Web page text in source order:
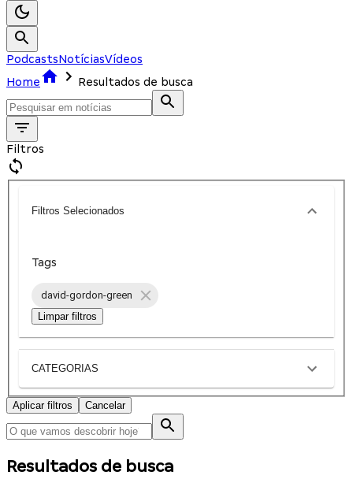
PodcastsNotíciasVídeos
Home
Resultados de busca
Filtros
Filtros Selecionados
Tags
david-gordon-green
Limpar filtros
CATEGORIAS
Aplicar filtros Cancelar
Resultados de busca